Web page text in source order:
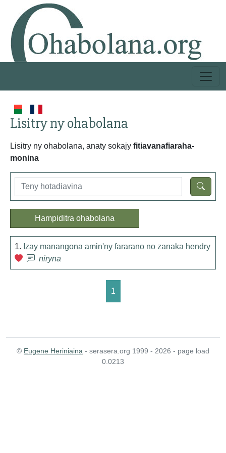
Lisitry ny ohabolana
Lisitry ny ohabolana, anaty sokajy fitiavanafiaraha-
monina
Hampiditra ohabolana
1. Izay manangona amin'ny fararano no zanaka hendry
niryna
1
© Eugene Heriniaina - serasera.org 1999 - 2026 - page load
0.0213